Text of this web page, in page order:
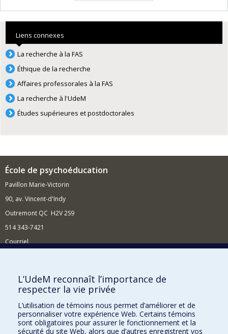
Liens connexes
La recherche à la FAS
Éthique de la recherche
Affaires professorales à la FAS
La recherche à l'UdeM
Études supérieures et postdoctorales
École de psychoéducation
Pavillon Marie-Victorin
90, av. Vincent-d'Indy
Outremont QC H2V 2S9
514 343-7421
Courriel
Comment soutenir l'École?
BESOIN D'AIDE?
Plan du site
Signaler une erreur
L’UdeM reconnaît l’importance de
respecter la vie privée
L’utilisation de témoins nous permet d’améliorer et de
personnaliser votre expérience Web. Certains témoins
sont obligatoires pour assurer le fonctionnement et la
sécurité du site Web, alors que d’autres enregistrent vos